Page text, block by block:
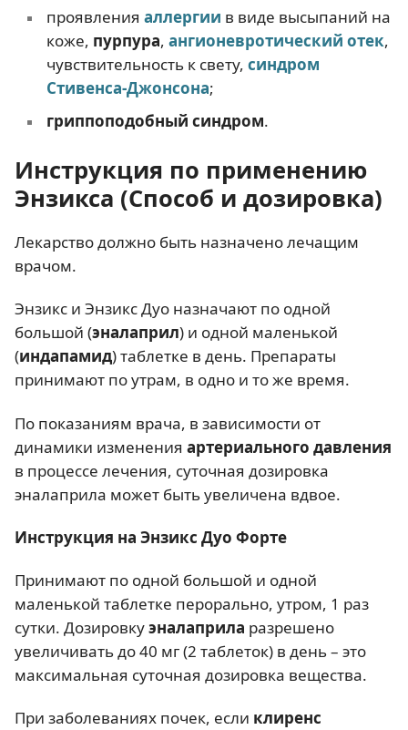
проявления аллергии в виде высыпаний на
коже, пурпура, ангионевротический отек,
чувствительность к свету, синдром
Стивенса-Джонсона;
гриппоподобный синдром.
Инструкция по применению
Энзикса (Способ и дозировка)
Лекарство должно быть назначено лечащим
врачом.
Энзикс и Энзикс Дуо назначают по одной
большой (эналаприл) и одной маленькой
(индапамид) таблетке в день. Препараты
принимают по утрам, в одно и то же время.
По показаниям врача, в зависимости от
динамики изменения артериального давления
в процессе лечения, суточная дозировка
эналаприла может быть увеличена вдвое.
Инструкция на Энзикс Дуо Форте
Принимают по одной большой и одной
маленькой таблетке перорально, утром, 1 раз
сутки. Дозировкуэналаприла разрешено
увеличивать до 40 мг (2 таблеток) в день – это
максимальная суточная дозировка вещества.
При заболеваниях почек, если клиренс